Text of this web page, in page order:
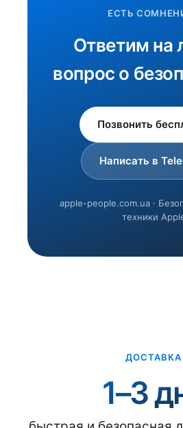
ЕСТЬ
Ответим на
вопрос о
Позвонить
Написать в
apple-people.com.ua ·
техники
ДОСТАВКА
1–3